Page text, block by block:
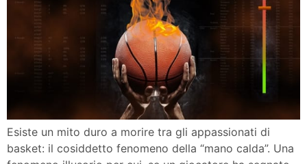
Esiste un mito duro a morire tra gli appassionati di
basket: il cosiddetto fenomeno della “mano calda”. Una